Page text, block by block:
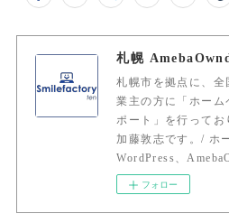
札幌市を拠点に、
業主の方に「ホー
ポート」を行って
加藤敦志です。/ ホ
WordPress、
フォロー